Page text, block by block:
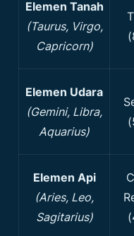
Elemen Tanah
(Taurus, Virgo,
Capricorn)
Elemen Udara
(Gemini, Libra,
Aquarius)
Elemen Api
(Aries, Leo,
Sagitarius)